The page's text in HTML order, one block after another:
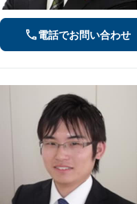
電話でお問い合わせ